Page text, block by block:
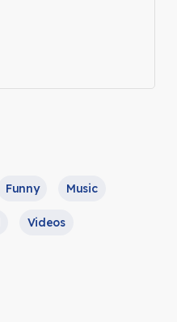
Funny Music
Videos